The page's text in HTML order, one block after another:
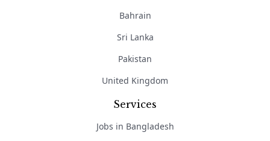
Bahrain
Sri Lanka
Pakistan
United Kingdom
Services
Jobs in Bangladesh